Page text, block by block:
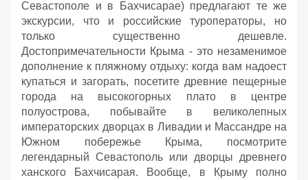
Севастополе и в Бахчисарае) предлагают те же
экскурсии, что и российские туроператоры, но
только существенно дешевле.
Достопримечательности Крыма - это незаменимое
дополнение к пляжному отдыху: когда вам надоест
купаться и загорать, посетите древние пещерные
города на высокогорных плато в центре
полуострова, побывайте в великолепных
императорских дворцах в Ливадии и Массандре на
Южном побережье Крыма, посмотрите
легендарный Севастополь или дворцы древнего
ханского Бахчисарая. Вообще, в Крыму полно